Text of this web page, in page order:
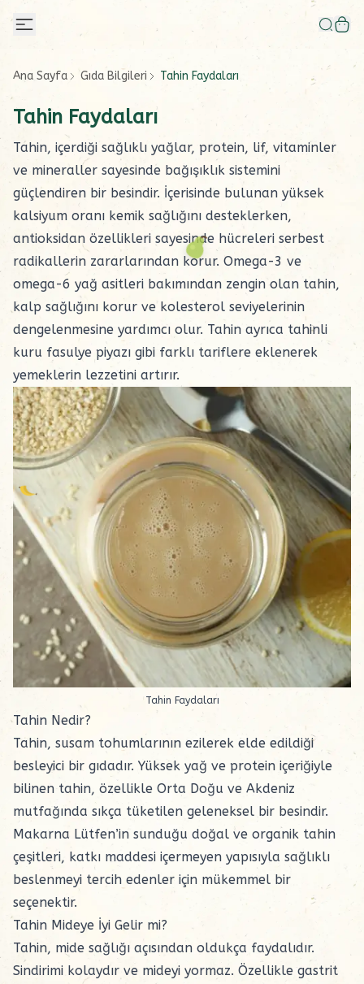
Ana Sayfa Gıda Bilgileri Tahin Faydaları
Tahin Faydaları
Tahin, içerdiği sağlıklı yağlar, protein, lif, vitaminler
ve mineraller sayesinde bağışıklık sistemini
güçlendiren bir besindir. İçerisinde bulunan yüksek
kalsiyum oranı kemik sağlığını desteklerken,
antioksidan özellikleri sayesinde hücreleri serbest
radikallerin zararlarından korur. Omega-3 ve
omega-6 yağ asitleri bakımından zengin olan tahin,
kalp sağlığını korur ve kolesterol seviyelerinin
dengelenmesine yardımcı olur. Tahin ayrıca tahinli
kuru fasulye piyazı gibi farklı tariflere eklenerek
yemeklerin lezzetini artırır.
Tahin Faydaları
Tahin Nedir?
Tahin, susam tohumlarının ezilerek elde edildiği
besleyici bir gıdadır. Yüksek yağ ve protein içeriğiyle
bilinen tahin, özellikle Orta Doğu ve Akdeniz
mutfağında sıkça tüketilen geleneksel bir besindir.
Makarna Lütfen’in sunduğu doğal ve organik tahin
çeşitleri, katkı maddesi içermeyen yapısıyla sağlıklı
beslenmeyi tercih edenler için mükemmel bir
seçenektir.
Tahin Mideye İyi Gelir mi?
Tahin, mide sağlığı açısından oldukça faydalıdır.
Sindirimi kolaydır ve mideyi yormaz. Özellikle gastrit